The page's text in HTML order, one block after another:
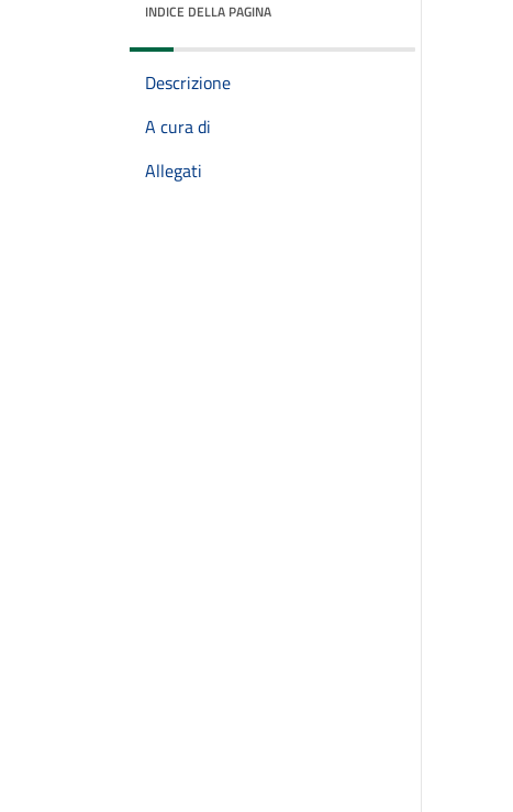
INDICE DELLA PAGINA
Descrizione
A cura di
Allegati